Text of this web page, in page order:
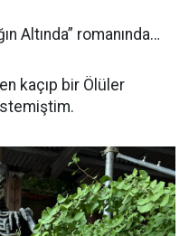
Altında” romanında…
kaçıp bir Ölüler